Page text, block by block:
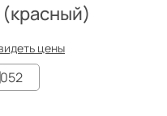
цены
52